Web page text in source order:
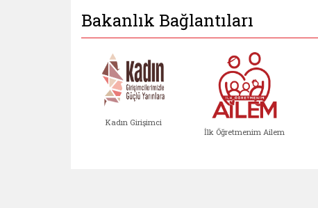
Bakanlık Bağlantıları
Kadın Girişimci
İlk Öğretmenim Ailem